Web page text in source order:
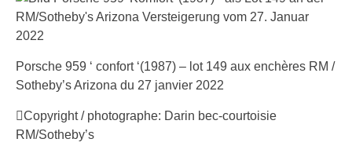
Porsche 959 ‘ confort ‘(1987) – lot 149 aux enchères RM /
Sotheby’s Arizona du 27 janvier 2022
Copyright / photographe: Darin bec-courtoisie
RM/Sotheby’s